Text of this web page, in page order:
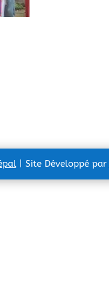
| Site Développé par